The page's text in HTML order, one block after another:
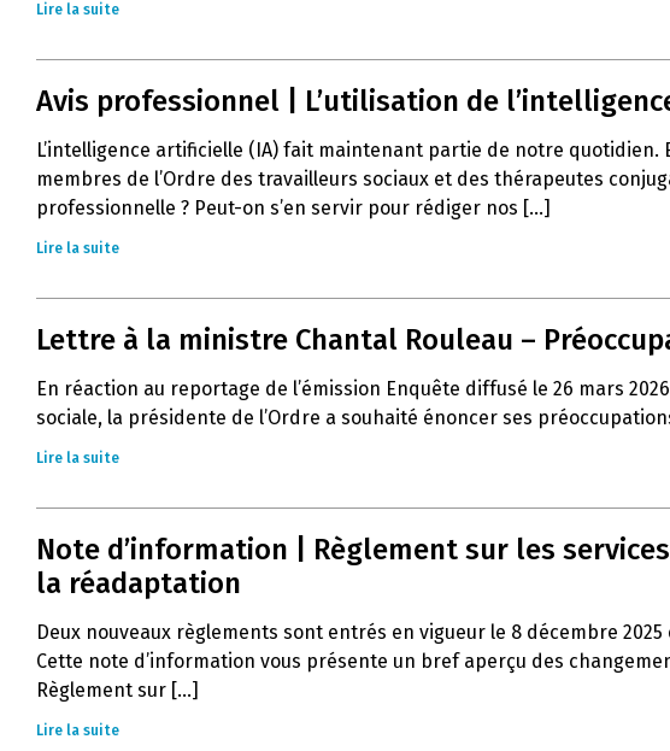
Lire la suite
Avis professionnel | L’utilisation de
L’intelligence artificielle (IA) fait maintenant partie de notre
membres de l’Ordre des travailleurs sociaux et des thérapeutes
professionnelle ? Peut-on s’en servir pour rédiger nos [...]
Lire la suite
Lettre à la ministre Chantal Rouleau –
En réaction au reportage de l’émission Enquête diffusé le 26 mars
sociale, la présidente de l’Ordre a souhaité énoncer ses
Lire la suite
Note d’information | Règlement sur les
la réadaptation
Deux nouveaux règlements sont entrés en vigueur le 8 décembre
Cette note d’information vous présente un bref aperçu des
Règlement sur [...]
Lire la suite